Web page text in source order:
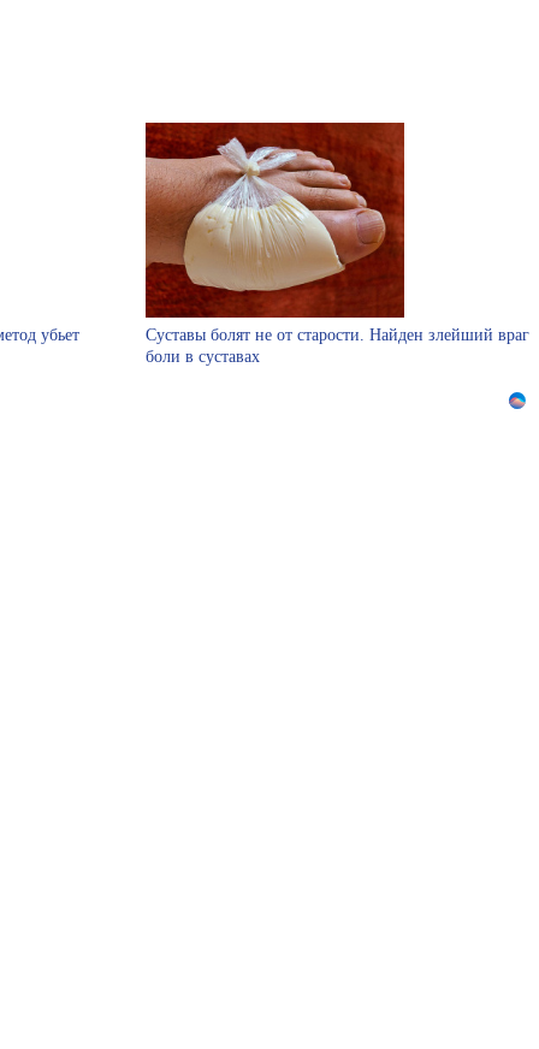
убьет
Суставы болят не от старости. Найден злейший враг
боли в суставах